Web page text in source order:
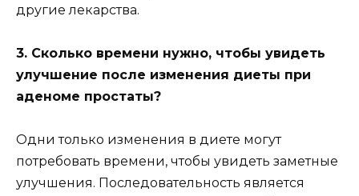
другие лекарства.
3. Сколько времени нужно, чтобы увидеть
улучшение после изменения диеты при
аденоме простаты?
Одни только изменения в диете могут
потребовать времени, чтобы увидеть заметные
улучшения. Последовательность является